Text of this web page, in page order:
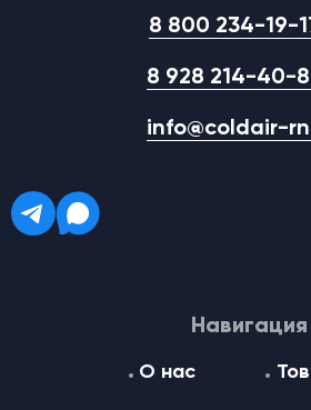
8 800 234-19-
8 928 214-40-
info@coldair-
Навигация
О нас